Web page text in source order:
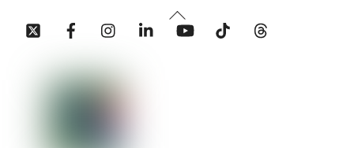
Back
To
Twitter Facebook InstagramLinkedin YouTube Tiktok